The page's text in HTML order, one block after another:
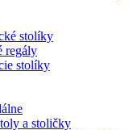
stolíky
regály
stolíky
a stoličky